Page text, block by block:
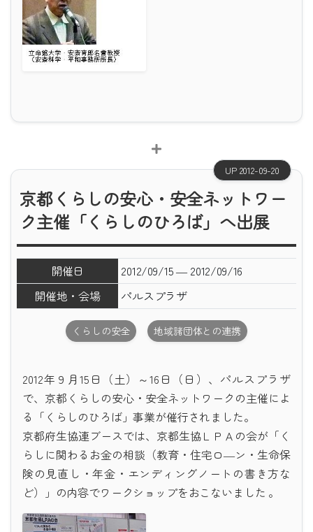
UP 2012-09-20
京都くらしの安心・安全ネットワー
ク主催「くらしのひろば」へ出展
開催日
2012/09/15 ― 2012/09/16
開催地・会場
パルスプラザ
くらしの安全 地域諸団体との連携
2012年９月15日（土）～16日（日）、パルスプラザ
で、京都くらしの安心・安全ネットワークの主催によ
る「くらしのひろば」事業が催行されました。
京都府生協連ブースでは、京都生協ＬＰＡの会が「く
らしに関わるお金の相談（教育・住宅ロ―ン・生命保
険の見直し・年金・エンディングノートの書き方な
ど）」の内容でワークショップをおこないました 。